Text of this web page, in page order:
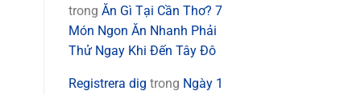
trong Ăn Gì Tại Cần Thơ? 7
Món Ngon Ăn Nhanh Phải
Thử Ngay Khi Đến Tây Đô
Registrera dig trong Ngày 1